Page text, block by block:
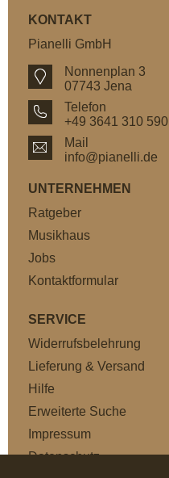
KONTAKT
Pianelli GmbH
Nonnenplan 3
07743 Jena
Telefon
+49 3641 310 590
Mail
info@pianelli.de
UNTERNEHMEN
Ratgeber
Musikhaus
Jobs
Kontaktformular
SERVICE
Widerrufsbelehrung
Lieferung & Versand
Hilfe
Erweiterte Suche
Impressum
Datenschutz